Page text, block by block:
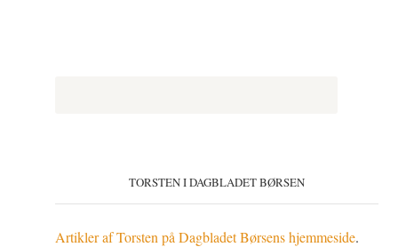
TORSTEN I DAGBLADET BØRSEN
Artikler af Torsten på Dagbladet Børsens hjemmeside.